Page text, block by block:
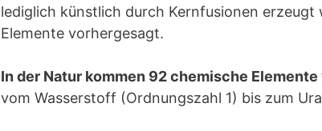
lediglich künstlich durch Kernfusionen
Elemente vorhergesagt.
In der Natur kommen 92 chemische Elemente
vom Wasserstoff (Ordnungszahl 1) bis zum